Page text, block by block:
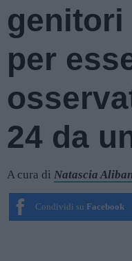
genitori
per
24 da
A cura di Natascia
Condividi su Facebook